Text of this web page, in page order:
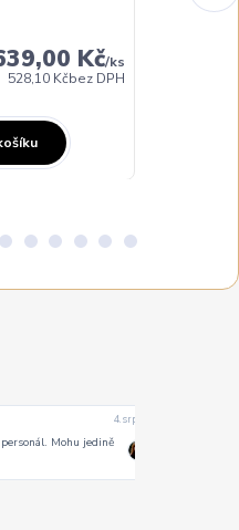
Kč/ks
528,10 Kčbez DPH
4. srpna
Mohu jedině